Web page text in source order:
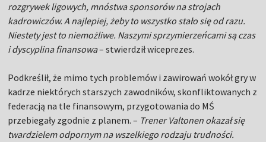
rozgrywek ligowych, mnóstwa sponsorów na strojach
kadrowiczów. A najlepiej, żeby to wszystko stało się od razu.
Niestety jest to niemożliwe. Naszymi sprzymierzeńcami są czas
i dyscyplina finansowa– stwierdził wiceprezes.
Podkreślił, że mimo tych problemów i zawirowań wokół gry w
kadrze niektórych starszych zawodników, skonfliktowanych z
federacją na tle finansowym, przygotowania do MŚ
przebiegały zgodnie z planem. – Trener Valtonen okazał się
twardzielem odpornym na wszelkiego rodzaju trudności.